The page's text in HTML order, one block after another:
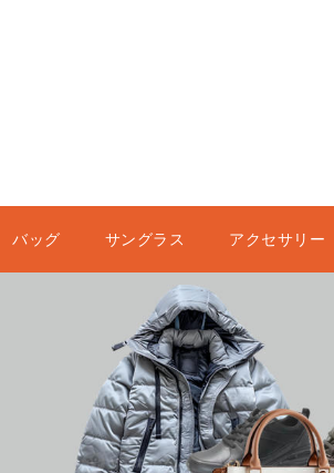
バッグ サングラス アクセサリー